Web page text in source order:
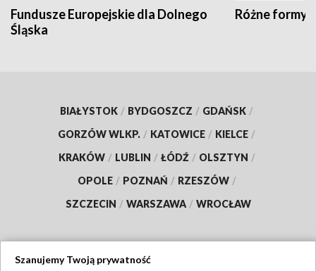
Fundusze Europejskie dla Dolnego
Śląska
Różne formy
BIAŁYSTOK / BYDGOSZCZ / GDAŃSK /
GORZÓW WLKP. / KATOWICE / KIELCE /
KRAKÓW / LUBLIN / ŁÓDŹ / OLSZTYN /
OPOLE / POZNAŃ / RZESZÓW /
SZCZECIN / WARSZAWA / WROCŁAW
Szanujemy Twoją prywatność